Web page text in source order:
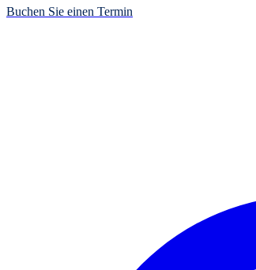
Buchen Sie einen Termin